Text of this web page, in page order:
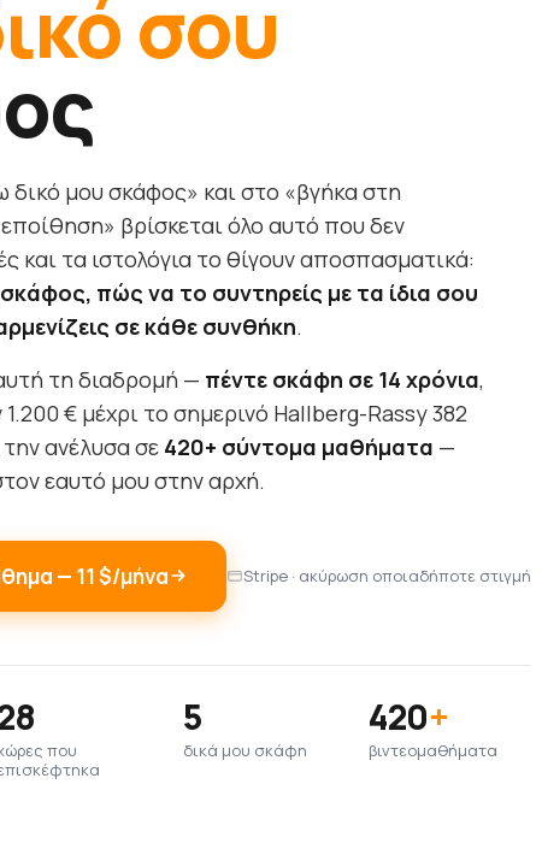
σου
δικό μου σκάφος» και στο «βγήκα στη
βρίσκεται όλο αυτό που δεν
και τα ιστολόγια το θίγουν αποσπασματικά:
πώς να το συντηρείς με τα ίδια σου
σε κάθε συνθήκη.
τη διαδρομή — πέντε σκάφη σε 14 χρόνια,
€ μέχρι το σημερινό Hallberg-Rassy 382
ανέλυσα σε 420+ σύντομα μαθήματα —
εαυτό μου στην αρχή.
— 11 $/μήνα Stripe · ακύρωση οποιαδήποτε στιγμή
που
5
δικά μου σκάφη
420+
βιντεομαθήματα